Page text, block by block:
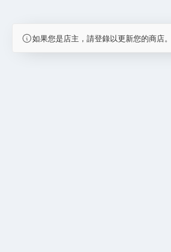
如果您是店主，請登錄以更新您的商店。